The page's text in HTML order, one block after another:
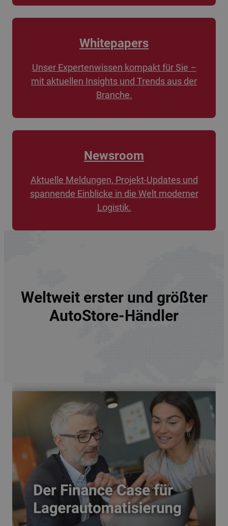
Whitepapers
Unser Expertenwissen kompakt für Sie –
mit aktuellen Insights und Trends aus der
Branche.
Newsroom
Aktuelle Meldungen, Projekt-Updates und
spannende Einblicke in die Welt moderner
Logistik.
Weltweit erster und größter
AutoStore-Händler